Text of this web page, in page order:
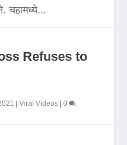
चहामध्ये...
Refuses to
|Viral Videos |0